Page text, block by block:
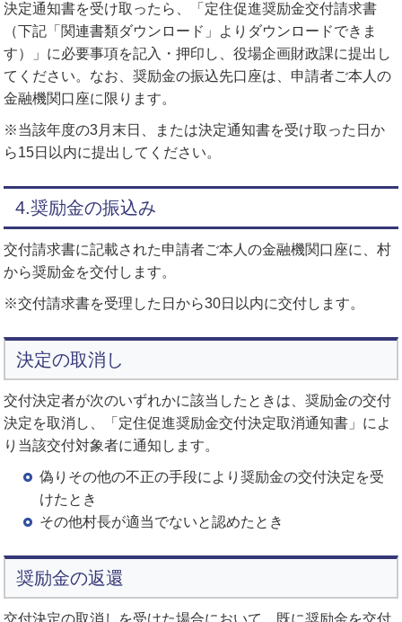
決定通知書を受け取ったら、「定住促進奨励金交付請求書
（下記「関連書類ダウンロード」よりダウンロードできま
す）」に必要事項を記入・押印し、役場企画財政課に提出し
てください。なお、奨励金の振込先口座は、申請者ご本人の
金融機関口座に限ります。
※当該年度の3月末日、または決定通知書を受け取った日か
ら15日以内に提出してください。
4.奨励金の振込み
交付請求書に記載された申請者ご本人の金融機関口座に、村
から奨励金を交付します。
※交付請求書を受理した日から30日以内に交付します。
決定の取消し
交付決定者が次のいずれかに該当したときは、奨励金の交付
決定を取消し、「定住促進奨励金交付決定取消通知書」によ
り当該交付対象者に通知します。
偽りその他の不正の手段により奨励金の交付決定を受
けたとき
その他村長が適当でないと認めたとき
奨励金の返還
交付決定の取消しを受けた場合において、既に奨励金を交付